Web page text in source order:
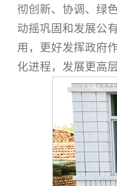
彻创新、协调、绿
动摇巩固和发展公
用，更好发挥政府
化进程，发展更高